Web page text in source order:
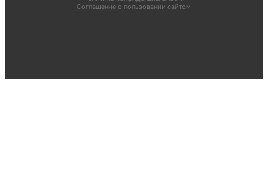
Соглашение о пользовании сайтом